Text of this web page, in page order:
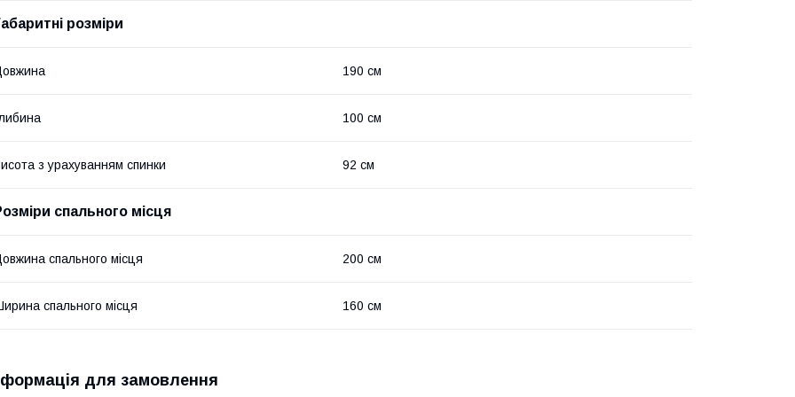
розміри
190 см
100 см
з урахуванням спинки 92 см
спального місця
спального місця 200 см
спального місця 160 см
для замовлення